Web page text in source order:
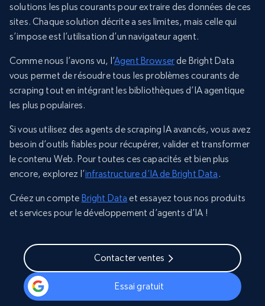
solutions les plus courants pour extraire des données de ces
sites. Chaque solution décrite a ses limites, mais celle qui
s’impose est l’utilisation d’un navigateur agent.
Comme nous l’avons vu, l’Agent Browserde Bright Data
vous permet de résoudre tous les problèmes courants de
scraping tout en intégrant les bibliothèques d’IA agentique
les plus populaires.
Si vous utilisez des agents de scraping IA avancés, vous avez
besoin d’outils fiables pour récupérer, valider et transformer
le contenu Web. Pour toutes ces capacités et bien plus
encore, explorez l’infrastructure d’IA de Bright Data .
Créez un compte Bright Data et essayez tous nos produits
et services pour le développement d’agents d’IA !
Contacter ventes
Essai gratuit